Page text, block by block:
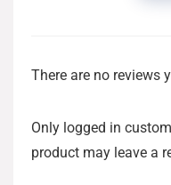
There are no reviews
Only logged in
product may leave a